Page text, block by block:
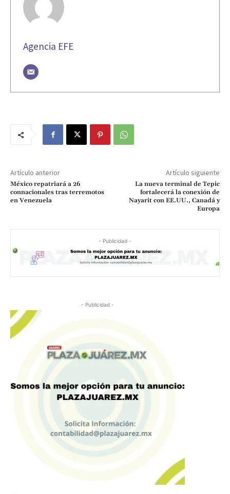
Agencia EFE
Artículo anterior
México repatriará a 26
connacionales tras terremotos
en Venezuela
Artículo siguiente
La nueva terminal de Tepic
fortalecerá la conexión de
Nayarit con EE.UU., Canadá y
Europa
- Publicidad -
- Publicidad -